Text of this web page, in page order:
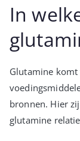
In
Glutamine
bronnen. Hier
glutamine